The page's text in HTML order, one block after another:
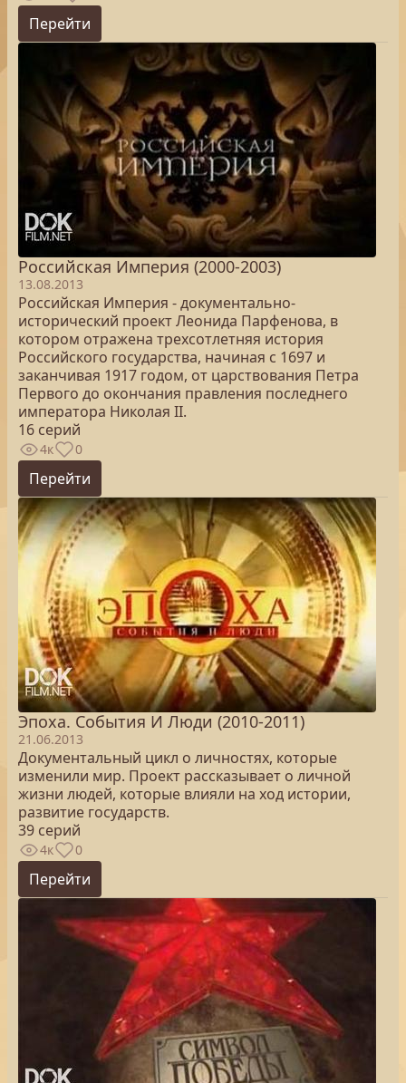
Перейти
Российская Империя (2000-2003)
13.08.2013
Российская Империя - документально-
исторический проект Леонида Парфенова, в
котором отражена трехсотлетняя история
Российского государства, начиная с 1697 и
заканчивая 1917 годом, от царствования Петра
Первого до окончания правления последнего
императора Николая II.
16 серий
4к 0
Перейти
Эпоха. Cобытия И Люди (2010-2011)
21.06.2013
Документальный цикл о личностях, которые
изменили мир. Проект рассказывает о личной
жизни людей, которые влияли на ход истории,
развитие государств.
39 серий
4к 0
Перейти